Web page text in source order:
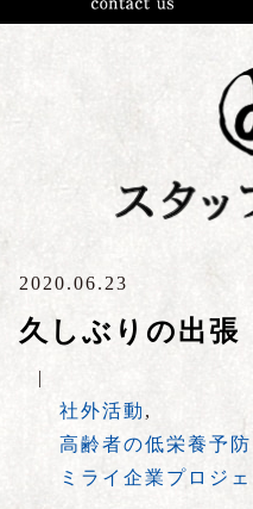
2020.06.23
久しぶりの出張
|
社外活動 ,
高齢者の低栄養予
ミライ企業プロジェ